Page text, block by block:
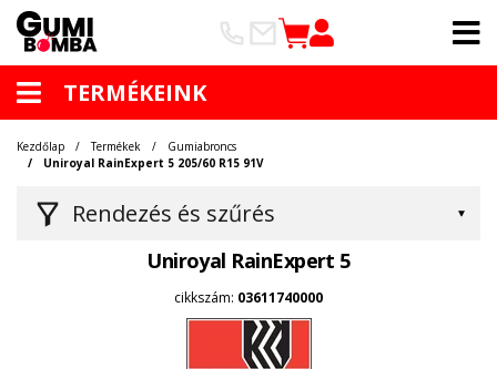
TERMÉKEINK
Rendezés és szűrés
Kezdőlap Termékek
Gumiabroncs
Uniroyal RainExpert 5 205/60 R15 91V
Uniroyal RainExpert 5
cikkszám: 03611740000